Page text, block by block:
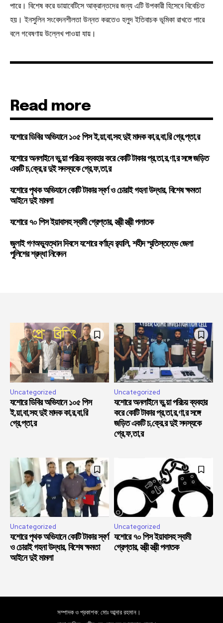
পারে। বিশেষ করে ডায়াবেটিসে আক্রান্তদের জন্য এটি উপকারী হিসেবে বিবেচিত
হয়। ইনসুলিন সংবেদনশীলতা উন্নত করতেও হলুদ ইতিবাচক ভূমিকা রাখতে পারে
বলে গবেষণায় উল্লেখ পাওয়া যায়।
Read more
যশোরে ডিবির অভিযানে ১০৫ পিস ই,য়া,বা,সহ দুই মাদক কা,র,বা,রি গ্রে,প্তা,র
যশোরে অনলাইনে ভু,য়া পরিচয় ব্যবহার করে কোটি টাকার প্র,তা,র,ণা,র সঙ্গে জড়িত
একটি চ,ক্রে,র দুই সদস্যকে গ্রে,ফ,তা,র
যশোরে পৃথক অভিযানে কোটি টাকার স্বর্ণ ও চোরাই গহনা উদ্ধার, বিশেষ ক্ষমতা
আইনে দুই মামলা
যশোরে ৭০ পিস ইয়াবাসহ স্বামী গ্রেপ্তার, স্ত্রী স্ত্রী পলাতক
জুলাই গণঅভ্যুত্থান দিবসে যশোরে বর্ণাঢ্য র‍্যালি, শহীদ স্মৃতিস্তম্ভে জেলা
পুলিশের শ্রদ্ধা নিবেদন
Uncategorized
যশোরে ডিবির অভিযানে ১০৫ পিস
ই,য়া,বা,সহ দুই মাদক কা,র,বা,রি
গ্রে,প্তা,র
Uncategorized
যশোরে অনলাইনে ভু,য়া পরিচয় ব্যবহার
করে কোটি টাকার প্র,তা,র,ণা,র সঙ্গে
জড়িত একটি চ,ক্রে,র দুই সদস্যকে
গ্রে,ফ,তা,র
Uncategorized
যশোরে পৃথক অভিযানে কোটি টাকার স্বর্ণ
ও চোরাই গহনা উদ্ধার, বিশেষ ক্ষমতা
আইনে দুই মামলা
Uncategorized
যশোরে ৭০ পিস ইয়াবাসহ স্বামী
গ্রেপ্তার, স্ত্রী স্ত্রী পলাতক
সম্পাদক ও প্রকাশক: মোঃ আব্দার রহমান।